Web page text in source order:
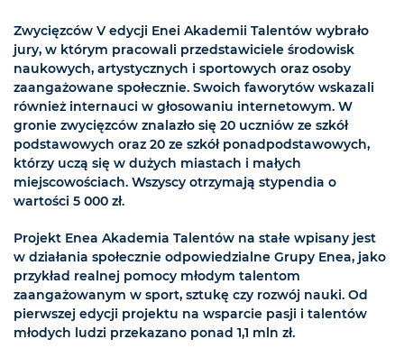
Zwycięzców V edycji Enei Akademii Talentów wybrało
jury, w którym pracowali przedstawiciele środowisk
naukowych, artystycznych i sportowych oraz osoby
zaangażowane społecznie. Swoich faworytów wskazali
również internauci w głosowaniu internetowym. W
gronie zwycięzców znalazło się 20 uczniów ze szkół
podstawowych oraz 20 ze szkół ponadpodstawowych,
którzy uczą się w dużych miastach i małych
miejscowościach. Wszyscy otrzymają stypendia o
wartości 5 000 zł.
Projekt Enea Akademia Talentów na stałe wpisany jest
w działania społecznie odpowiedzialne Grupy Enea, jako
przykład realnej pomocy młodym talentom
zaangażowanym w sport, sztukę czy rozwój nauki. Od
pierwszej edycji projektu na wsparcie pasji i talentów
młodych ludzi przekazano ponad 1,1 mln zł.